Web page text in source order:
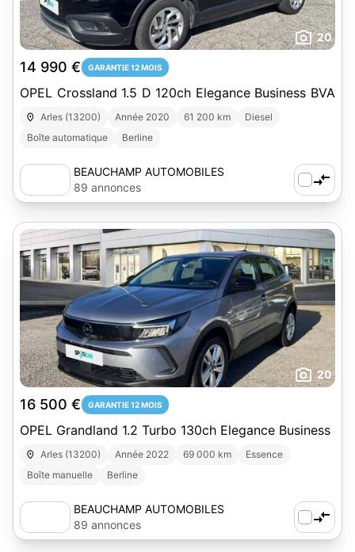
20
14 990 € GARANTIE 12 MOIS
OPEL Crossland 1.5 D 120ch Elegance Business BVA
Arles (13200) Année 2020 61 200 km
Diesel
Boîte automatique
Berline
BEAUCHAMP AUTOMOBILES
89 annonces
20
16 500 € GARANTIE 12 MOIS
OPEL Grandland 1.2 Turbo 130ch Elegance Business
Arles (13200) Année 2022 69 000 km
Essence
Boîte manuelle
Berline
BEAUCHAMP AUTOMOBILES
89 annonces